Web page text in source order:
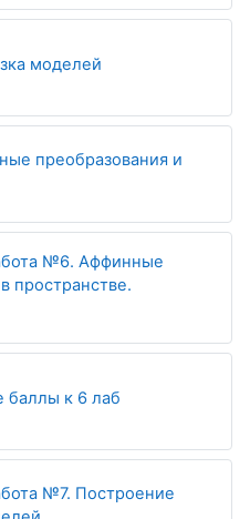
моделей
преобразования и
№6. Аффинные
пространстве.
баллы к 6 лаб
№7. Построение